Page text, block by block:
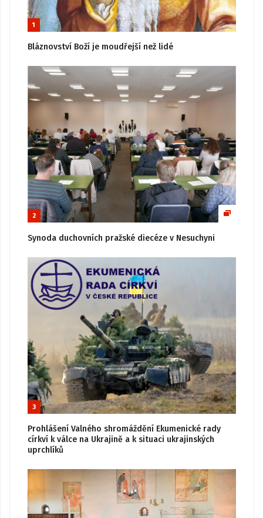
1
Bláznovství Boží je moudřejší než lidé
2
Synoda duchovních pražské diecéze v Nesuchyni
3
Prohlášení Valného shromáždění Ekumenické rady
církví k válce na Ukrajině a k situaci ukrajinských
uprchlíků